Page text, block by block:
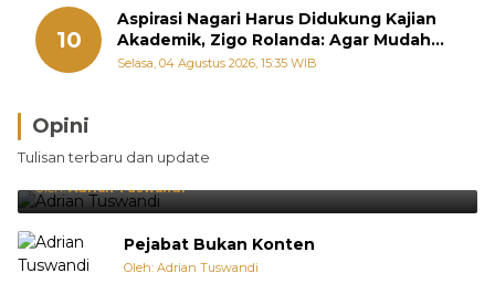
10
Aspirasi Nagari Harus Didukung Kajian
Akademik, Zigo Rolanda: Agar Mudah
Diperjuangkan di Kementerian
Selasa, 04 Agustus 2026, 15:35 WIB
Opini
Tulisan terbaru dan update
Brasil Lebih Diunggulkan, tetapi Jepang Selalu
Punya Cara Membuat Kejutan
Oleh:Adrian Tuswandi
Pejabat Bukan Konten
Oleh: Adrian Tuswandi